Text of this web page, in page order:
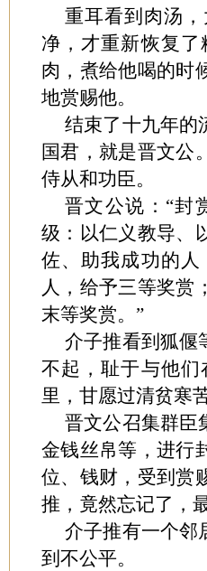
重耳看到肉汤
净，才重新恢复
肉，煮给他喝的时
地赏赐他。
结束了十九年的
国君，就是晋文公
侍从和功臣。
晋文公说：“封
级：以仁义教导、
佐、助我成功的
人，给予三等奖赏
末等奖赏。”
介子推看到狐偃
不起，耻于与他
里，甘愿过清贫寒
晋文公召集群臣
金钱丝帛等，进行
位、钱财，受到赏
推，竟然忘记了，
介子推有一个邻
到不公平。